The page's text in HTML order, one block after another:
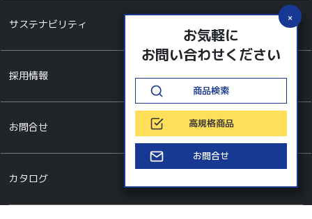
サステナビリティ
採用情報
お問合せ
カタログ
お気軽に
お問い合わせください
商品検索
高規格商品
お問合せ